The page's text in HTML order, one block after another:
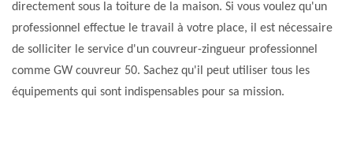
directement sous la toiture de la maison. Si vous voulez qu'un
professionnel effectue le travail à votre place, il est nécessaire
de solliciter le service d'un couvreur-zingueur professionnel
comme GW couvreur 50. Sachez qu'il peut utiliser tous les
équipements qui sont indispensables pour sa mission.